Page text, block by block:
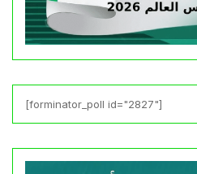
[forminator_poll id="2827"]